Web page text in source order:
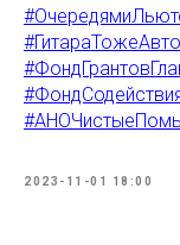
2023-11-01 18:00